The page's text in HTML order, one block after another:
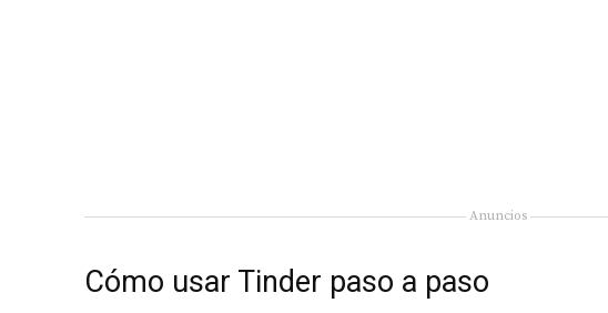
Anuncios
Cómo usar Tinder paso a paso